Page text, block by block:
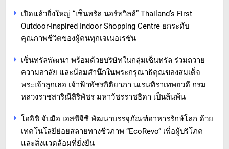
เปิดแล้วยิ่งใหญ่ “เซ็นทรัล นอร์ทวิลล์” Thailand’s First
Outdoor-Inspired Indoor Shopping Centre ยกระดับ
คุณภาพชีวิตของผู้คนทุกเจเนอเรชัน
เซ็นทรัลพัฒนา พร้อมด้วยบริษัทในกลุ่มเซ็นทรัล ร่วมถวาย
ความอาลัย และน้อมสำนึกในพระกรุณาธิคุณของสมเด็จ
พระเจ้าลูกเธอ เจ้าฟ้าพัชรกิติยาภา นเรนทิราเทพยวดี กรม
หลวงราชสาริณีสิริพัชร มหาวัชรราชธิดา เป็นล้นพ้น
โออิชิ จับมือ เอสซีจีซี พัฒนาบรรจุภัณฑ์อาหารรักษ์โลก ด้วย
เทคโนโลยีย่อยสลายทางชีวภาพ “EcoRevo” เพื่อผู้บริโภค
และสิ่งแวดล้อมที่ยั่งยืน